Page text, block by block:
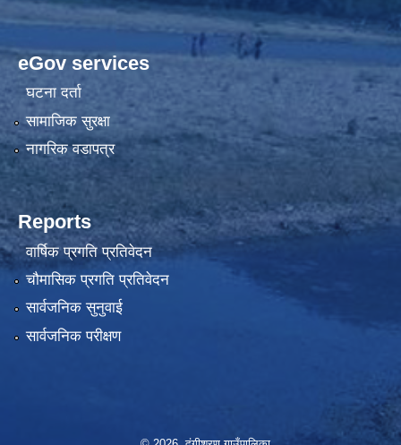
eGov services
घटना दर्ता
सामाजिक सुरक्षा
नागरिक वडापत्र
Reports
वार्षिक प्रगति प्रतिवेदन
चौमासिक प्रगति प्रतिवेदन
सार्वजनिक सुनुवाई
सार्वजनिक परीक्षण